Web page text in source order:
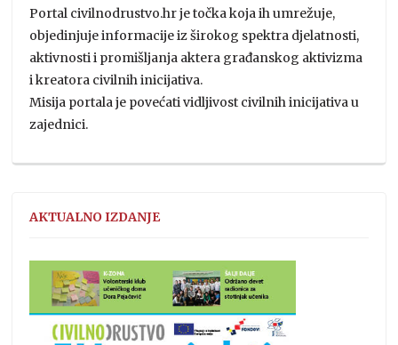
Portal civilnodrustvo.hr je točka koja ih umrežuje,
objedinjuje informacije iz širokog spektra djelatnosti,
aktivnosti i promišljanja aktera građanskog aktivizma
i kreatora civilnih inicijativa.
Misija portala je povećati vidljivost civilnih inicijativa u
zajednici.
AKTUALNO IZDANJE